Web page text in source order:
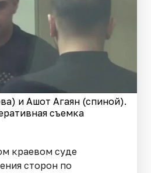
и Ашот Агаян (спиной).
съемка
краевом суде
сторон по